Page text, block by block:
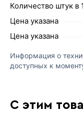
Количество штук в
Цена указана
Цена указана
Информация о
доступных к
С этим